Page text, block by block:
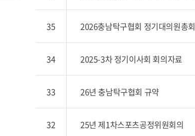
35 2026충남탁구협회 정기대의원총회
34 2025-3차 정기이사회 회의자료
33 26년 충남탁구협회 규약
32 25년 제1차스포츠공정위원회의